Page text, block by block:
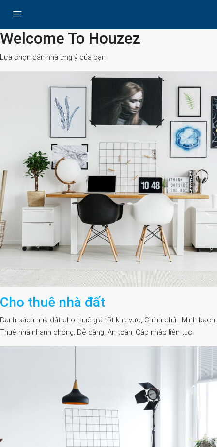
Search
Welcome To Houzez
Lựa chọn căn nhà ưng ý của bạn
Cho thuê nhà đất
Danh sách nhà đất cho thuê giá tốt khu vực, Chính chủ | Minh bạch.
Thuê nhà nhanh chóng, Dễ dàng, An toàn, Cập nhập liên tục.